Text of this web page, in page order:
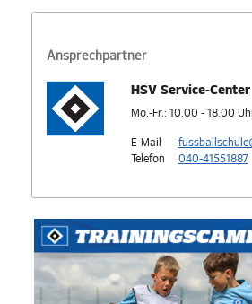
Ansprechpartner
HSV Service-Center
Mo.-Fr.: 10.00 - 18.00
E-Mail
Telefon
040-41551887